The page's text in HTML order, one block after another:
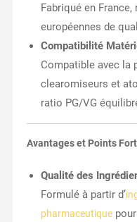
Fabriqué en
européennes de
Compatibilité
Compatible avec la
clearomiseurs et
ratio PG/VG
Avantages et Points
Qualité des
Formulé à partir d’
pharmaceutiquepour